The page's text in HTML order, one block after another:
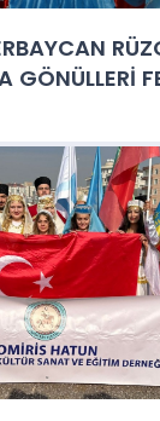
GÖNÜLLERİ